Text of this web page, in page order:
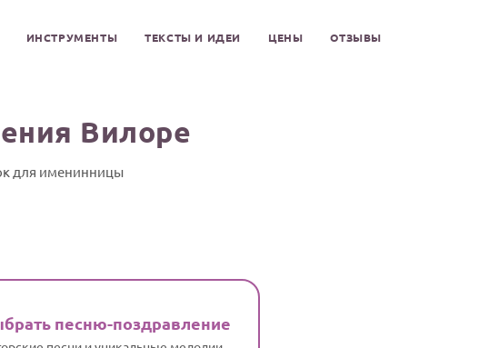
ИНСТРУМЕНТЫ ТЕКСТЫ И ИДЕИ ЦЕНЫ ОТЗЫВЫ
Вилоре
для именинницы
песню-поздравление